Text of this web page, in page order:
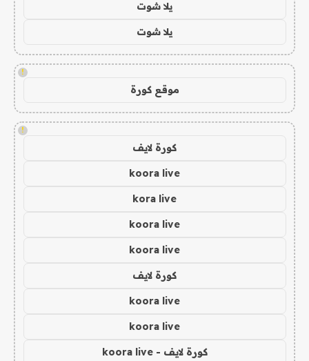
يلا شوت
يلا شوت
!
موقع كورة
!
كورة لايف
koora live
kora live
koora live
koora live
كورة لايف
koora live
koora live
كورة لايف - koora live